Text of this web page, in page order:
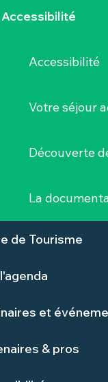
Accessibilité
Accessibilité
Votre séjour
Découverte
La
de Tourisme
et
& pros
pros